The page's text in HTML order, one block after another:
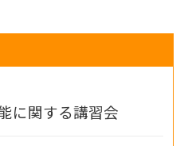
に関する講習会